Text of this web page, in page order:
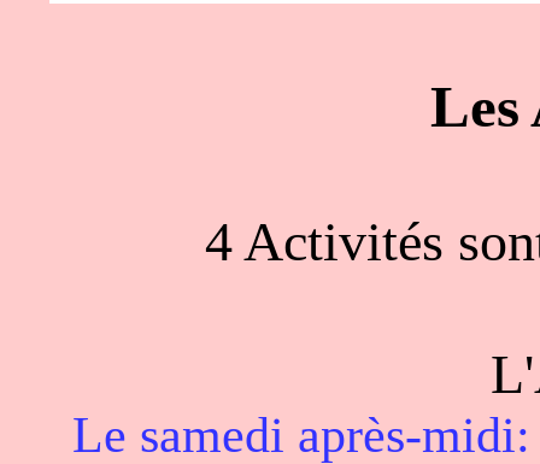
Les
4 Activités
Le samedi après-